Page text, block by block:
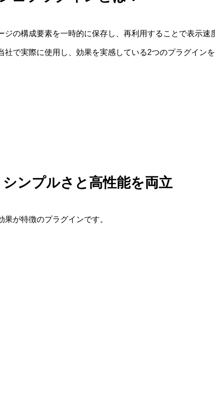
個別相
会社情報｜企業
サービス｜CRM
ブログ記事｜マ
ジの構成要素を一時的に保存し、再利用することで表示速
社で実際に使用し、効果を実感している2つのプラグイン
ンプルさと高性能を両立
が特徴のプラグインです。